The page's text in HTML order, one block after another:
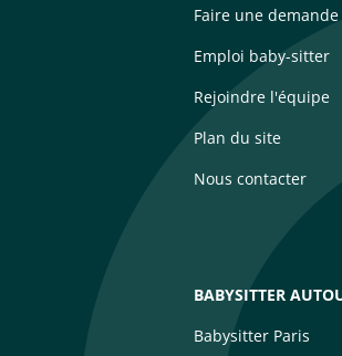
Faire une demande
Emploi baby-sitter
Rejoindre l'équipe
Plan du site
Nous contacter
BABYSITTER
Babysitter Paris